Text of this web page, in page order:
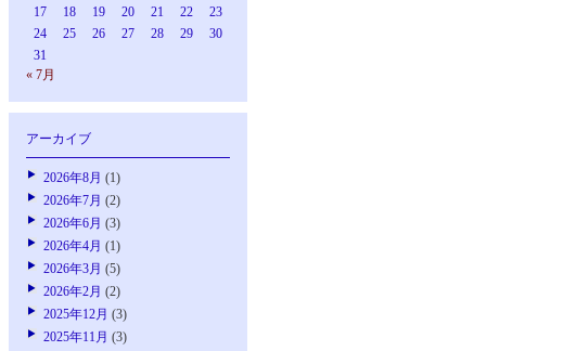
17
18 19 20 21 22
23
24
25 26 27 28 29
30
31
« 7月
アーカイブ
2026年8月 (1)
2026年7月 (2)
2026年6月 (3)
2026年4月 (1)
2026年3月 (5)
2026年2月 (2)
2025年12月 (3)
2025年11月 (3)